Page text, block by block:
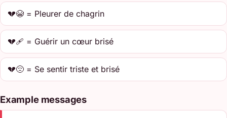
💔😭 = Pleurer de chagrin
💔🩹 = Guérir un cœur brisé
💔😔 = Se sentir triste et brisé
Example messages